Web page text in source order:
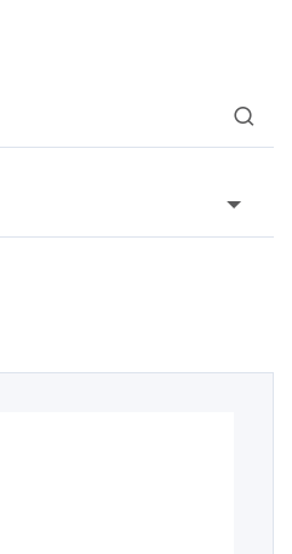
de la santé